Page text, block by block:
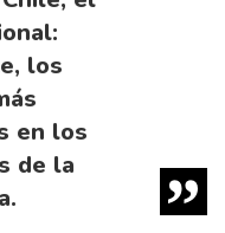
los
en los
de la